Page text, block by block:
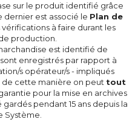
sur le produit identifié grâce
dernier est associé le Plan de
vérifications à faire durant les
production.
est identifié de
enregistrés par rapport à
s opérateur/s - impliqués
cette manière on peut tout
pour la mise en archives
pendant 15 ans depuis la
Système.